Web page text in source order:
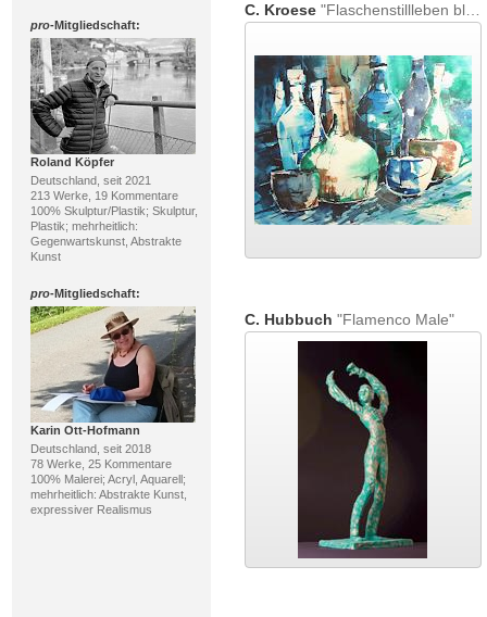
pro-Mitgliedschaft:
Roland Köpfer
Deutschland, seit 2021
213 Werke, 19 Kommentare
100% Skulptur/Plastik; Skulptur,
Plastik; mehrheitlich:
Gegenwartskunst, Abstrakte
Kunst
pro-Mitgliedschaft:
Karin Ott-Hofmann
Deutschland, seit 2018
78 Werke, 25 Kommentare
100% Malerei; Acryl, Aquarell;
mehrheitlich: Abstrakte Kunst,
expressiver Realismus
C. Kroese"Flaschenstillleben blau"
C. Hubbuch "Flamenco Male"